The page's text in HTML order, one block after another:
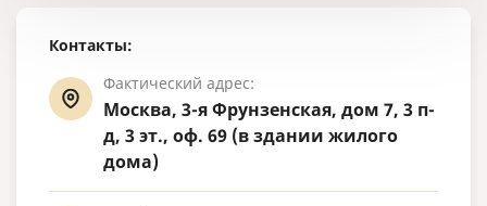
Контакты:
Фактический адрес:
Москва, 3-я Фрунзенская, дом 7, 3 п-
д, 3 эт., оф. 69 (в здании жилого
дома)